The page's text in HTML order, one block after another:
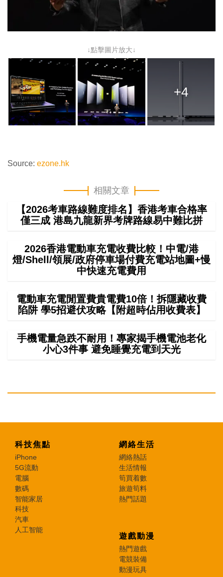
↓點擊圖片放大↓
+4
Source: ezone.hk
相關文章
【2026考車路線難度排名】香港考車合格率
僅三成 港島九龍新界考牌路線易中難比拼
2026香港電動車充電收費比較！中電/港
燈/Shell/領展/政府停車場付費充電站地圖+慢
中快速充電費用
電動車充電閒置費貴電費10倍！拆隱藏收費
陷阱 學5招避伏攻略【附超時佔用收費表】
手機電量急跌不耐用！專家揭手機電池老化
小心3件事 避免睡覺充電到天光
科技焦點
iPhone
5G流動
電腦
數碼
智能家居
科技
汽車
人工智能
網絡生活
網絡熱話
生活情報
筍買着數
旅遊筍料
熱門話題
遊戲動漫
熱門遊戲
電競裝備
動漫玩具